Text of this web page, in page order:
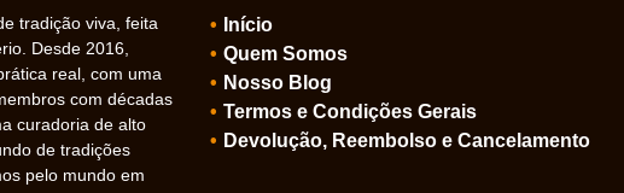
tradição viva, feita
Desde 2016,
real, com uma
com décadas
curadoria de alto
de tradições
pelo mundo em
Início
Quem Somos
Nosso Blog
Termos e Condições Gerais
Devolução, Reembolso e Cancelamento